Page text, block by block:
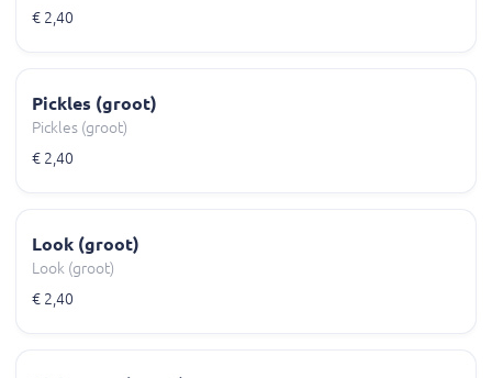
€ 2,40
Pickles (groot)
Pickles (groot)
€ 2,40
Look (groot)
Look (groot)
€ 2,40